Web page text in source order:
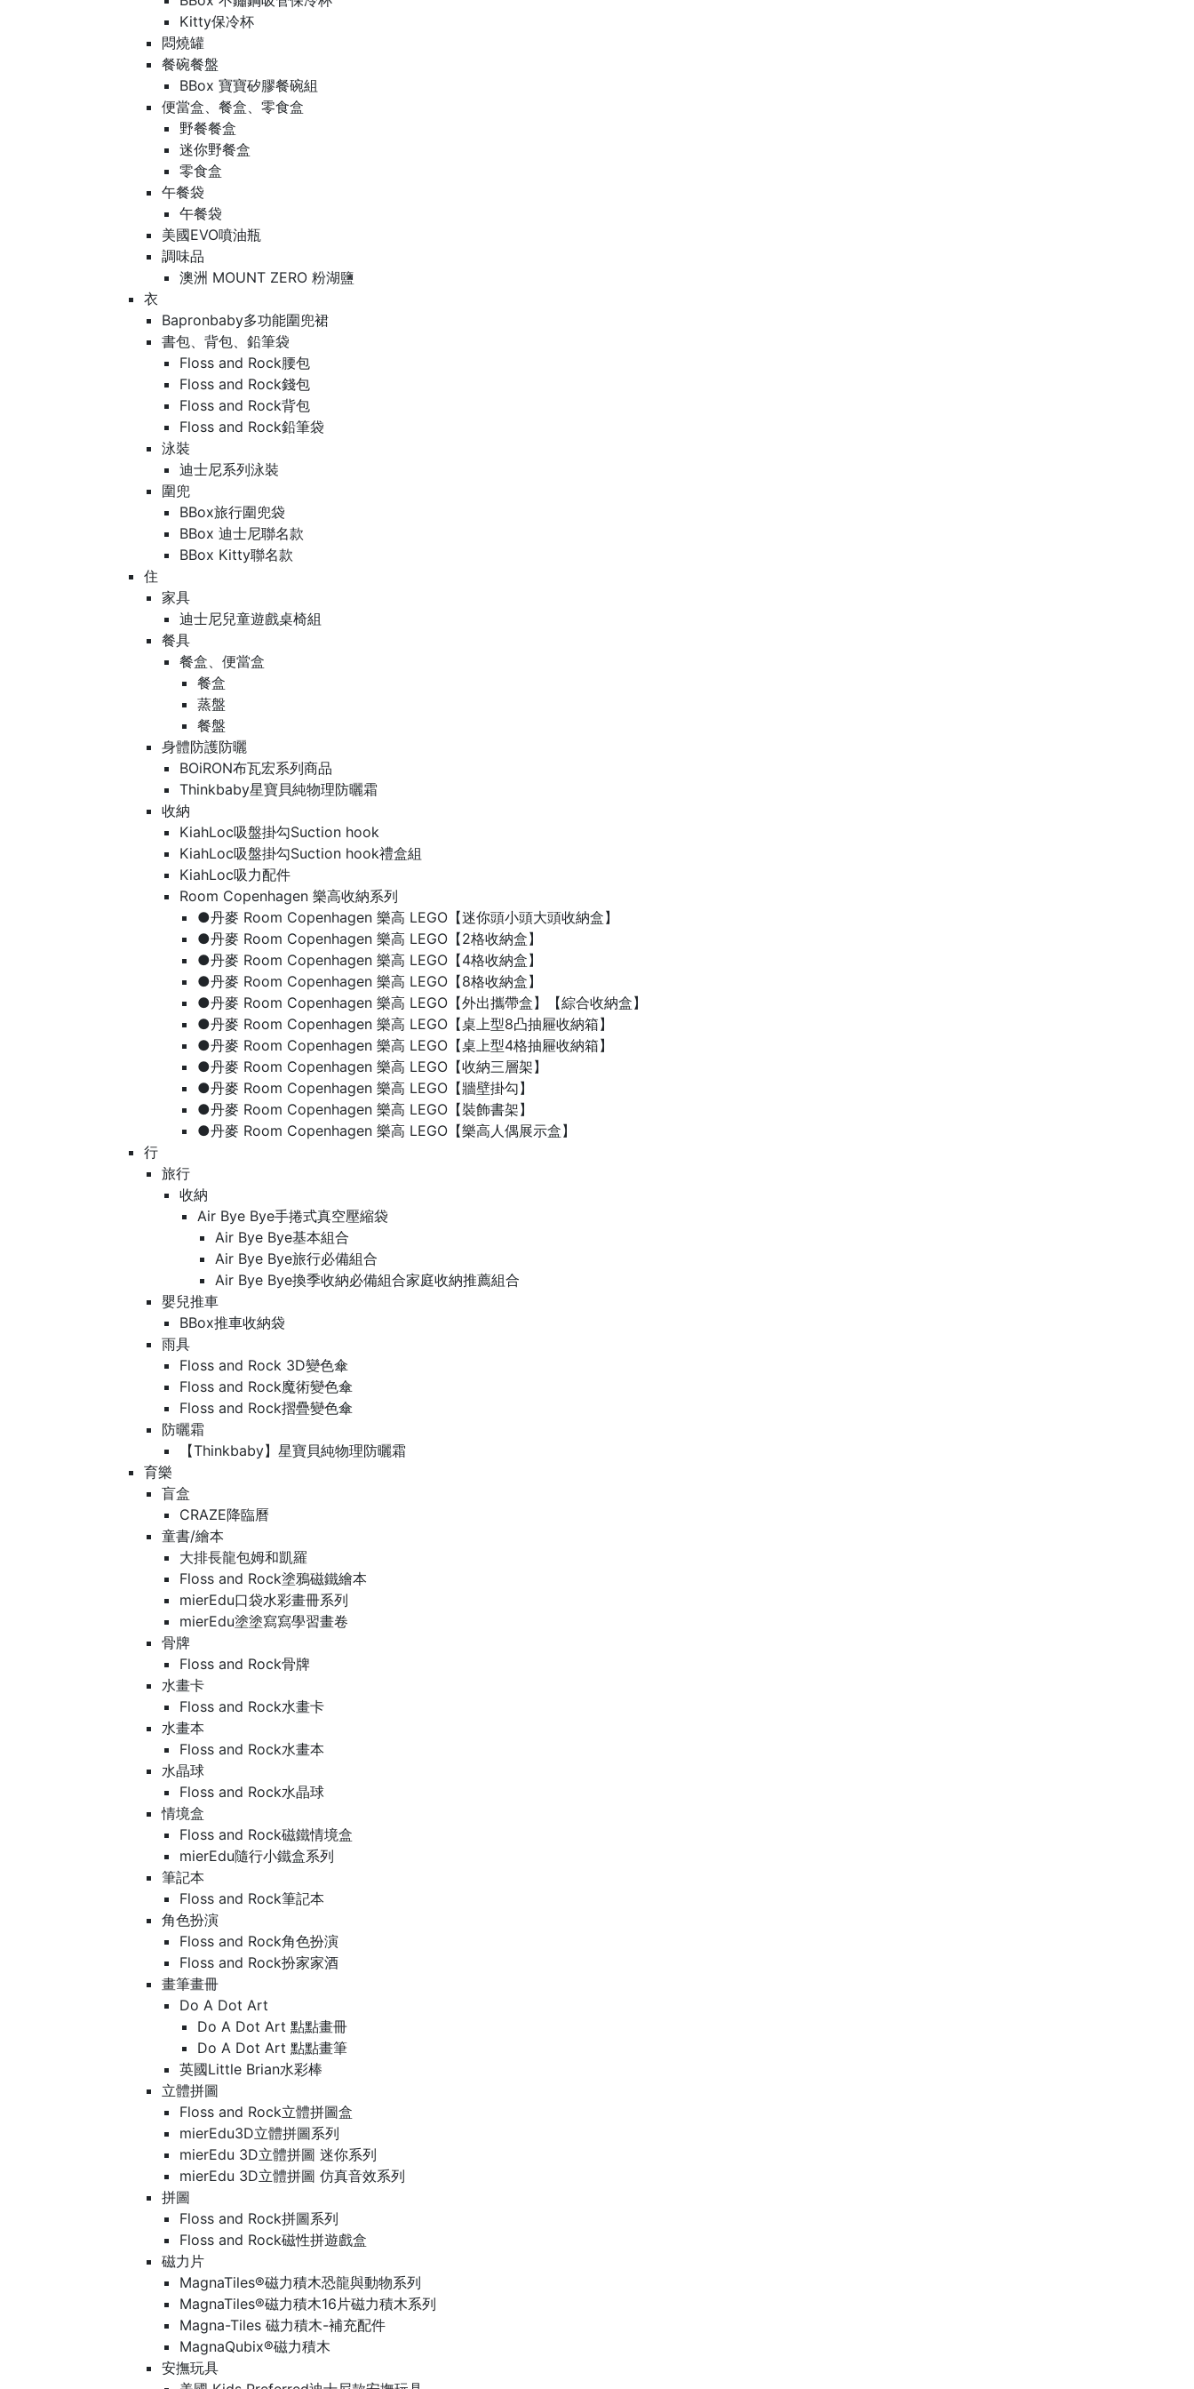
Kitty保冷杯
悶燒罐
餐碗餐盤
BBox 寶寶矽膠餐碗組
便當盒、餐盒、零食盒
野餐餐盒
迷你野餐盒
零食盒
午餐袋
午餐袋
美國EVO噴油瓶
調味品
澳洲 MOUNT ZERO 粉湖鹽
衣
Bapronbaby多功能圍兜裙
書包、背包、鉛筆袋
Floss and Rock腰包
Floss and Rock錢包
Floss and Rock背包
Floss and Rock鉛筆袋
泳裝
迪士尼系列泳裝
圍兜
BBox旅行圍兜袋
BBox 迪士尼聯名款
BBox Kitty聯名款
住
家具
迪士尼兒童遊戲桌椅組
餐具
餐盒、便當盒
餐盒
蒸盤
餐盤
身體防護防曬
BOiRON布瓦宏系列商品
Thinkbaby星寶貝純物理防曬霜
收納
KiahLoc吸盤掛勾Suction hook
KiahLoc吸盤掛勾Suction hook禮盒組
KiahLoc吸力配件
Room Copenhagen 樂高收納系列
●丹麥 Room Copenhagen 樂高 LEGO【迷你頭小頭大頭收納盒】
●丹麥 Room Copenhagen 樂高 LEGO【2格收納盒】
●丹麥 Room Copenhagen 樂高 LEGO【4格收納盒】
●丹麥 Room Copenhagen 樂高 LEGO【8格收納盒】
●丹麥 Room Copenhagen 樂高 LEGO【外出攜帶盒】【綜合收納盒】
●丹麥 Room Copenhagen 樂高 LEGO【桌上型8凸抽屜收納箱】
●丹麥 Room Copenhagen 樂高 LEGO【桌上型4格抽屜收納箱】
●丹麥 Room Copenhagen 樂高 LEGO【收納三層架】
●丹麥 Room Copenhagen 樂高 LEGO【牆壁掛勾】
●丹麥 Room Copenhagen 樂高 LEGO【裝飾書架】
●丹麥 Room Copenhagen 樂高 LEGO【樂高人偶展示盒】
行
旅行
收納
Air Bye Bye手捲式真空壓縮袋
Air Bye Bye基本組合
Air Bye Bye旅行必備組合
Air Bye Bye換季收納必備組合家庭收納推薦組合
嬰兒推車
BBox推車收納袋
雨具
Floss and Rock 3D變色傘
Floss and Rock魔術變色傘
Floss and Rock摺疊變色傘
防曬霜
【Thinkbaby】星寶貝純物理防曬霜
育樂
盲盒
CRAZE降臨曆
童書/繪本
大排長龍包姆和凱羅
Floss and Rock塗鴉磁鐵繪本
mierEdu口袋水彩畫冊系列
mierEdu塗塗寫寫學習畫卷
骨牌
Floss and Rock骨牌
水畫卡
Floss and Rock水畫卡
水畫本
Floss and Rock水畫本
水晶球
Floss and Rock水晶球
情境盒
Floss and Rock磁鐵情境盒
mierEdu隨行小鐵盒系列
筆記本
Floss and Rock筆記本
角色扮演
Floss and Rock角色扮演
Floss and Rock扮家家酒
畫筆畫冊
Do A Dot Art
Do A Dot Art 點點畫冊
Do A Dot Art 點點畫筆
英國Little Brian水彩棒
立體拼圖
Floss and Rock立體拼圖盒
mierEdu3D立體拼圖系列
mierEdu 3D立體拼圖 迷你系列
mierEdu 3D立體拼圖 仿真音效系列
拼圖
Floss and Rock拼圖系列
Floss and Rock磁性拼遊戲盒
磁力片
MagnaTiles®磁力積木恐龍與動物系列
MagnaTiles®磁力積木16片磁力積木系列
Magna-Tiles 磁力積木-補充配件
MagnaQubix®磁力積木
安撫玩具